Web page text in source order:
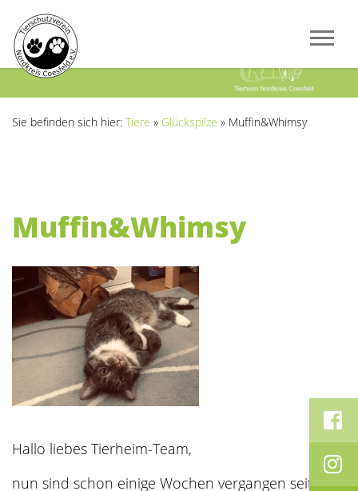
Sie befinden sich hier: Tiere » Glückspilze » Muffin&Whimsy
Muffin&Whimsy
Hallo liebes Tierheim-Team,
nun sind schon einige Wochen vergangen seitdem